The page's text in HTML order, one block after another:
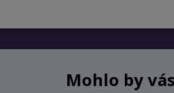
Mohlo by